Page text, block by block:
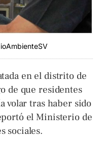
en el distrito de
de que residentes
volar tras haber sido
el Ministerio de
sociales.